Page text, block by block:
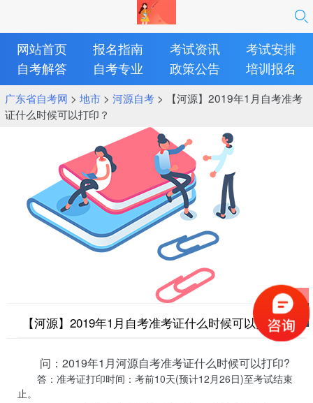
网站首页 报名指南 考试资讯
考试安排
自考解答
自考专业 政策公告 培训报名
广东省自考网 > 地市> 河源自考> 【河源】2019年1月自考准考
证什么时候可以打印？
【河源】2019年1月自考准考证什么时候可以打印？
问：2019年1月河源自考准考证什么时候可以打印?
答：准考证打印时间：考前10天(预计12月26日)至考试结束
止。